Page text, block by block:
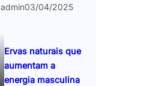
admin03/04/2025
Ervas naturais que
aumentam a
energia masculina